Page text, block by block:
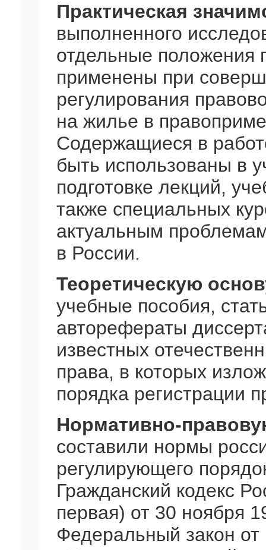
Практическая
выполненного
отдельные положения
применены при
регулирования
на жилье в
Содержащиеся в
быть использованы в
подготовке лекций,
также специальных
актуальным
в России.
Теоретическую
учебные пособия,
авторефераты
известных
права, в которых
порядка регистрации
Нормативно-
составили нормы
регулирующего
Гражданский кодекс
первая) от 30 ноября
Федеральный закон